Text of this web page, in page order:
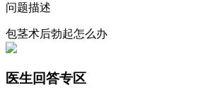
问题描述
包茎术后勃起怎么办
医生回答专区